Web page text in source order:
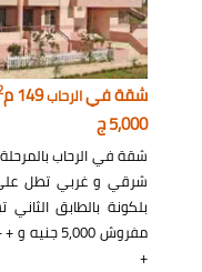
شقة فيالرحاب149 م
5,000 ج
شقة في الرحاب بالمرحلة
بلكونة بالطابق
مفروش
+